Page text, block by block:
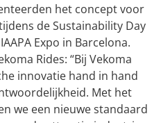
het concept voor
de Sustainability Day
Expo in Barcelona.
Rides: “Bij Vekoma
innovatie hand in hand
Met het
we een nieuwe standaard